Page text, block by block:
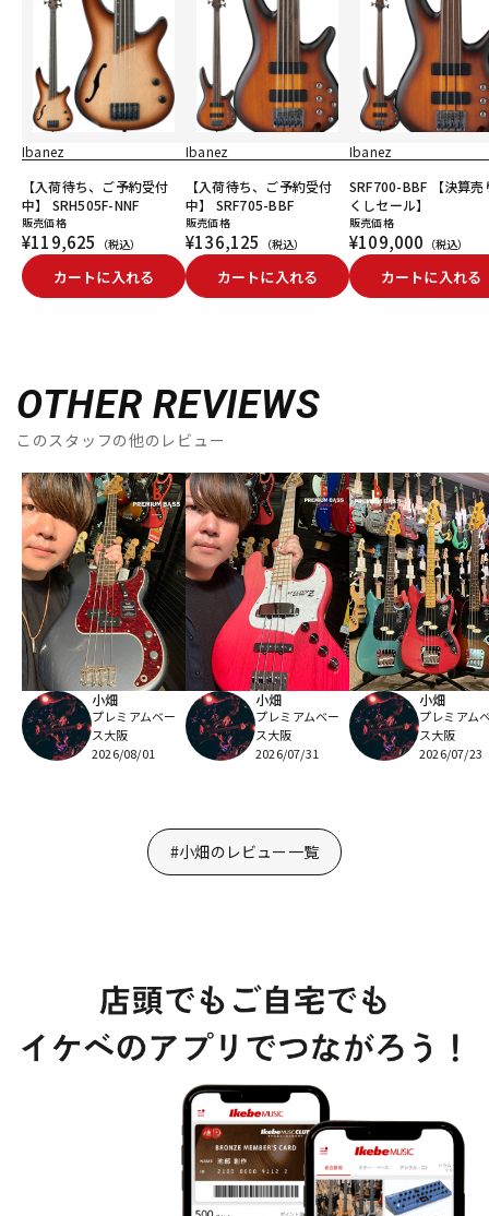
Ibanez
【入荷待ち、ご予約受付
中】 SRH505F-NNF
販売価格
¥119,625 （税込）
カートに入れる
Ibanez
【入荷待ち、ご予約受付
中】 SRF705-BBF
販売価格
¥136,125 （税込）
カートに入れる
Ibanez
SRF700-BBF 【決算売
くしセール】
販売価格
¥109,000 （税込）
カートに入れる
OTHER REVIEWS
このスタッフの他のレビュー
小畑
プレミアムベー
ス大阪
2026/08/01
小畑
プレミアムベー
ス大阪
2026/07/31
小畑
プレミアム
ス大阪
2026/07/23
#小畑のレビュー一覧